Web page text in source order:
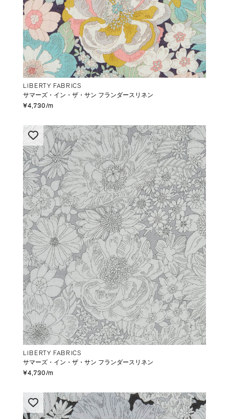
LIBERTY FABRICS
サマーズ・イン・ザ・サン フランダースリネン
¥4,730/m
LIBERTY FABRICS
サマーズ・イン・ザ・サン フランダースリネン
¥4,730/m